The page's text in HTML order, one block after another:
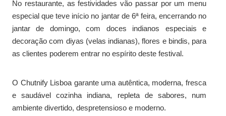
No restaurante, as festividades vão passar por um menu
especial que teve início no jantar de 6ª feira, encerrando no
jantar de domingo, com doces indianos especiais e
decoração com diyas (velas indianas), flores e bindis, para
as clientes poderem entrar no espírito deste festival.
O Chutnify Lisboa garante uma autêntica, moderna, fresca
e saudável cozinha indiana, repleta de sabores, num
ambiente divertido, despretensioso e moderno.